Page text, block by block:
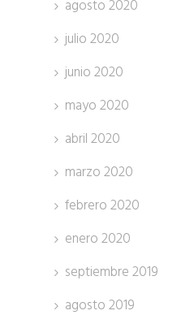
agosto 2020
julio 2020
junio 2020
mayo 2020
abril 2020
marzo 2020
febrero 2020
enero 2020
septiembre 2019
agosto 2019